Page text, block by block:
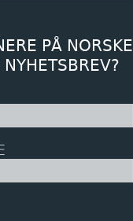
PÅ NORSKE
NYHETSBREV?